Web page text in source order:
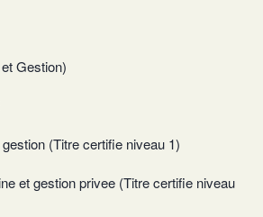
Gestion)
(Titre certifie niveau 1)
et gestion privee (Titre certifie niveau